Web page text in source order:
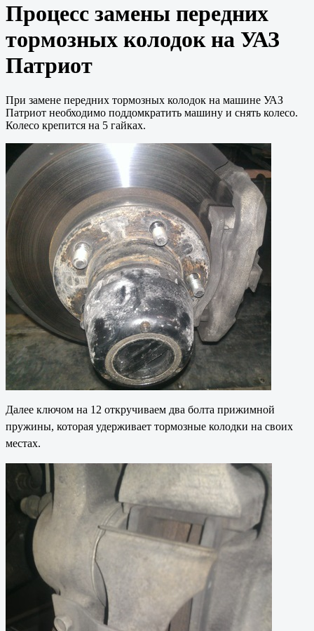
Процесс замены передних
тормозных колодок на УАЗ
Патриот
При замене передних тормозных колодок на машине УАЗ
Патриот необходимо поддомкратить машину и снять колесо.
Колесо крепится на 5 гайках.
Далее ключом на 12 откручиваем два болта прижимной
пружины, которая удерживает тормозные колодки на своих
местах.